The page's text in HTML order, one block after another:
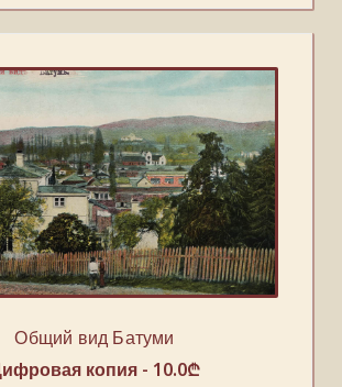
Общий вид Батуми
копия - 10.0₾